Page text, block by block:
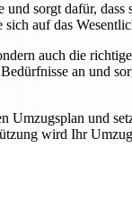
sorgt dafür, dass
auf das
auch die
an und
Umzugsplan und
wird Ihr